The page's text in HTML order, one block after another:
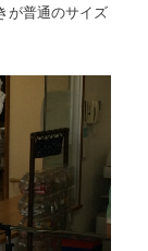
が普通のサイズ